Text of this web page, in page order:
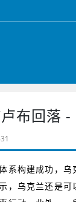
布回落 -
构建成功，乌
，乌克兰还是